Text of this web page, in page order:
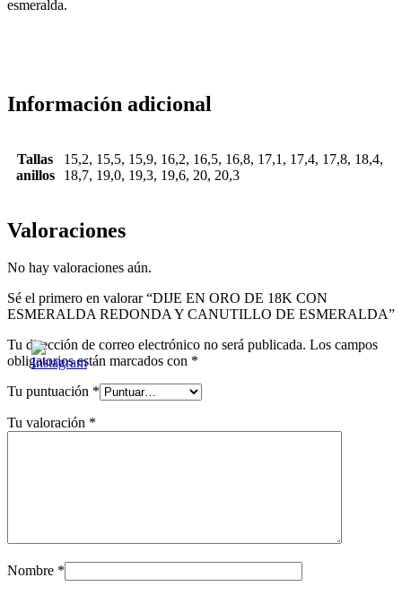
esmeralda.
Información adicional
Tallas
anillos
15,2, 15,5, 15,9, 16,2, 16,5, 16,8, 17,1, 17,4, 17,8, 18,4,
18,7, 19,0, 19,3, 19,6, 20, 20,3
Valoraciones
No hay valoraciones aún.
Sé el primero en valorar “DIJE EN ORO DE 18K CON
ESMERALDA REDONDA Y CANUTILLO DE ESMERALDA”
Tu dirección de correo electrónico no será publicada. Los campos
obligatorios están marcados con *
Tu puntuación *
Tu valoración *
Nombre *